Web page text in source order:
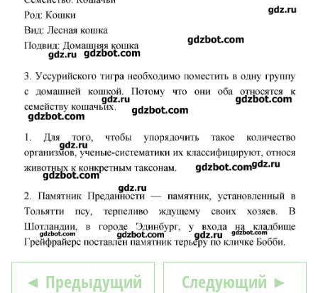
◄ Предыдущий Следующий ►